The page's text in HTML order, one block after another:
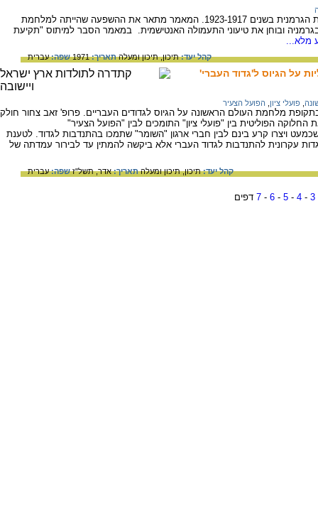
על המפנה הגורלי, שחל בתולדות האנטישמיות הגרמנית בשנים 1923-1917. המאמר מתאר את ההשפעה שהייתה למלחמת
ובוחן את טיעוני התעמולה האנטישמית. במאמר הסבר למיתוס "תקיעת
מלא...
קהל יעד:תיכון,תיכון ומעלהתאריך:1971 שפה:עברית
על הגיוס ל'גדוד העברי'
פועלי ציון הפועל הצעיר
מלחמת העולם הראשונה על הגיוס לגדודים העבריים. פרופ' זאב צחור חולק
הפוליטית בין "פועלי ציון" התומכים לבין "הפועל הצעיר"
שכמעט ויצרו קרע בינם לבין חברי ארגון "השומר" שתמכו בהתנדבות לגדוד. לטענת
עקרונית להתנדבות לגדוד העברי אלא ביקשה להמתין עד לבירור עמדתה של
קהל יעד:תיכון,תיכון ומעלהתאריך:אדר, תשל"זשפה:עברית
3
-
4
-
5
-
6
-
7 דפים